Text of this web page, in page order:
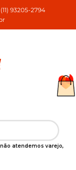
(11) 93205-2794
atendemos varejo,